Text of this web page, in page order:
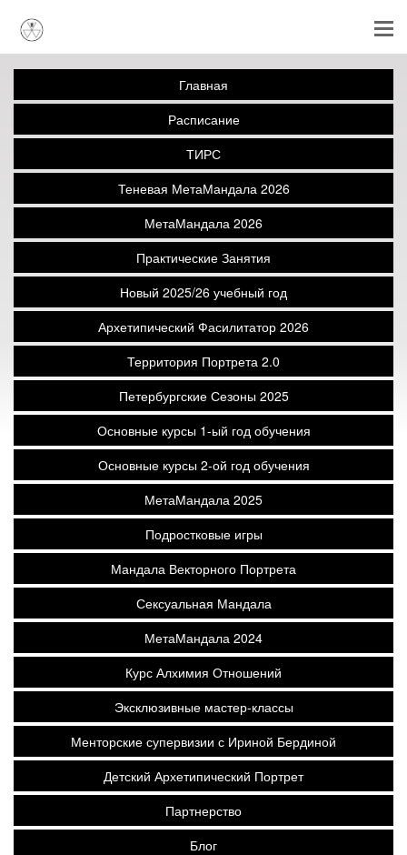
Главная
Расписание
ТИРС
Теневая МетаМандала 2026
МетаМандала 2026
Практические Занятия
Новый 2025/26 учебный год
Архетипический Фасилитатор 2026
Территория Портрета 2.0
Петербургские Сезоны 2025
Основные курсы 1-ый год обучения
Основные курсы 2-ой год обучения
МетаМандала 2025
Подростковые игры
Мандала Векторного Портрета
Сексуальная Мандала
МетаМандала 2024
Курс Алхимия Отношений
Эксклюзивные мастер-классы
Менторские супервизии с Ириной Бердиной
Детский Архетипический Портрет
Партнерство
Блог